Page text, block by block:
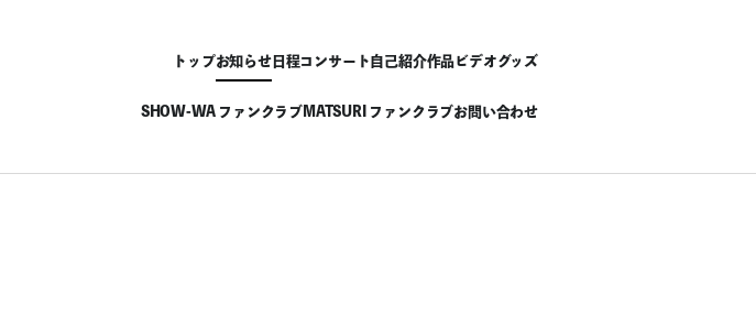
トップお知らせ日程コンサート自己紹介作品ビデオグッズ
SHOW-WA ファンクラブMATSURI ファンクラブお問い合わせ